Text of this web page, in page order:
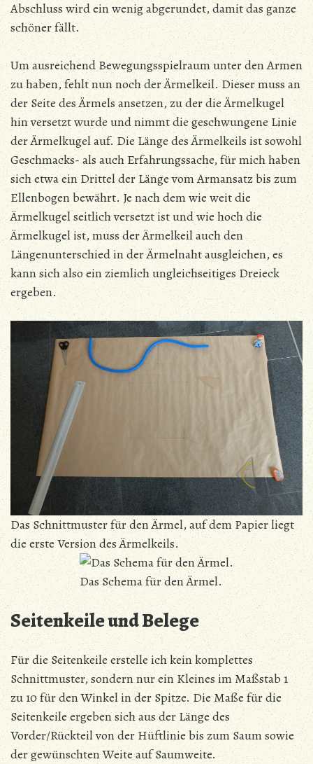
Abschluss wird ein wenig abgerundet, damit das ganze
schöner fällt.
Um ausreichend Bewegungsspielraum unter den Armen
zu haben, fehlt nun noch der Ärmelkeil. Dieser muss an
der Seite des Ärmels ansetzen, zu der die Ärmelkugel
hin versetzt wurde und nimmt die geschwungene Linie
der Ärmelkugel auf. Die Länge des Ärmelkeils ist sowohl
Geschmacks- als auch Erfahrungssache, für mich haben
sich etwa ein Drittel der Länge vom Armansatz bis zum
Ellenbogen bewährt. Je nach dem wie weit die
Ärmelkugel seitlich versetzt ist und wie hoch die
Ärmelkugel ist, muss der Ärmelkeil auch den
Längenunterschied in der Ärmelnaht ausgleichen, es
kann sich also ein ziemlich ungleichseitiges Dreieck
ergeben.
Das Schnittmuster für den Ärmel, auf dem Papier liegt
die erste Version des Ärmelkeils.
Das Schema für den Ärmel.
Seitenkeile und Belege
Für die Seitenkeile erstelle ich kein komplettes
Schnittmuster, sondern nur ein Kleines im Maßstab 1
zu 10 für den Winkel in der Spitze. Die Maße für die
Seitenkeile ergeben sich aus der Länge des
Vorder/Rückteil von der Hüftlinie bis zum Saum sowie
der gewünschten Weite auf Saumweite.